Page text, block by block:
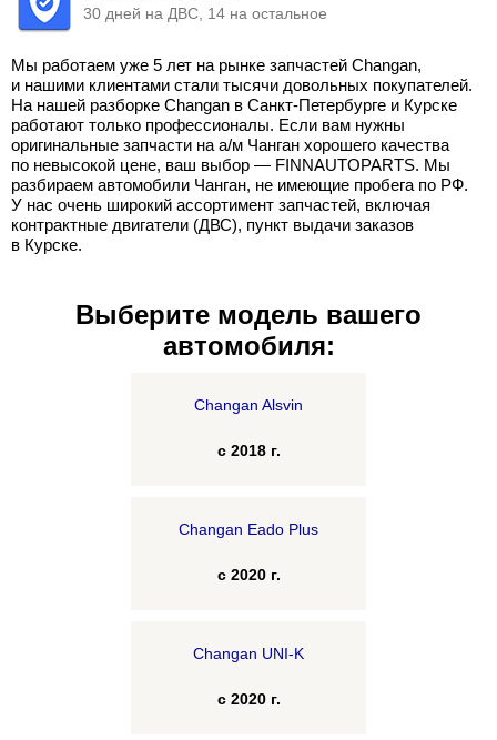
30 дней на ДВС, 14 на остальное
Мы работаем уже 5 лет на рынке запчастей Changan,
и нашими клиентами стали тысячи довольных покупателей.
На нашей разборке Changan в Санкт-Петербурге и Курске
работают только профессионалы. Если вам нужны
оригинальные запчасти на а/м Чанган хорошего качества
по невысокой цене, ваш выбор — FINNAUTOPARTS. Мы
разбираем автомобили Чанган, не имеющие пробега по РФ.
У нас очень широкий ассортимент запчастей, включая
контрактные двигатели (ДВС), пункт выдачи заказов
в Курске.
Выберите модель вашего
автомобиля:
Changan Alsvin
с 2018 г.
Changan Eado Plus
с 2020 г.
Changan UNI-K
с 2020 г.